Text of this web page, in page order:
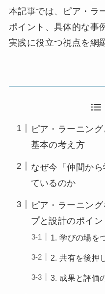
本記事では、ピア・ラ
ポイント、具体的な事
実践に役立つ視点を網
ピア・ラーニン
基本の考え方
なぜ今「仲間か
ているのか
ピア・ラーニン
プと設計のポイン
1. 学びの場を
2. 共有を後押
3. 成果と評価